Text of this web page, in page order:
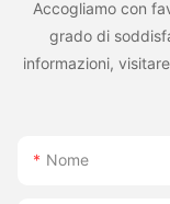
Accogliamo con
grado di
informazioni,
Nome